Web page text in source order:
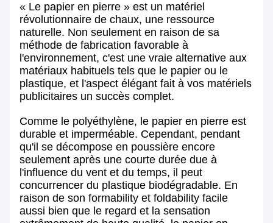
« Le papier en pierre » est un matériel
révolutionnaire de chaux, une ressource
naturelle. Non seulement en raison de sa
méthode de fabrication favorable à
l'environnement, c'est une vraie alternative aux
matériaux habituels tels que le papier ou le
plastique, et l'aspect élégant fait à vos matériels
publicitaires un succès complet.
Comme le polyéthylène, le papier en pierre est
durable et imperméable. Cependant, pendant
qu'il se décompose en poussière encore
seulement après une courte durée due à
l'influence du vent et du temps, il peut
concurrencer du plastique biodégradable. En
raison de son formability et foldability facile
aussi bien que le regard et la sensation